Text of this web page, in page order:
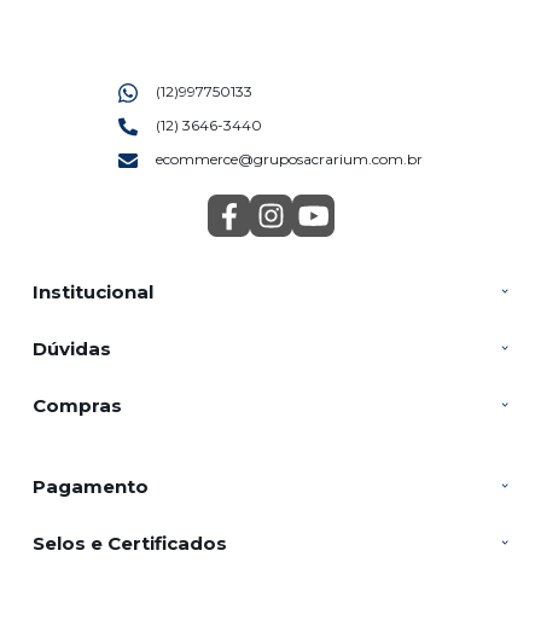
Institucional
Dúvidas
Compras
(12)997750133
(12) 3646-3440
ecommerce@gruposacrarium.com.br
Pagamento
Selos e Certificados